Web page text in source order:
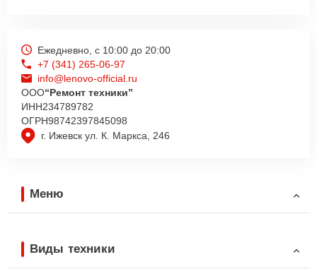
г. Ижевск ул. К. Маркса, 246
Ежедневно, с 10:00 до 20:00
+7 (341) 265-06-97
info@lenovo-official.ru
ООО“Ремонт техники”
ИНН234789782
ОГРН98742397845098
Меню
Виды техники